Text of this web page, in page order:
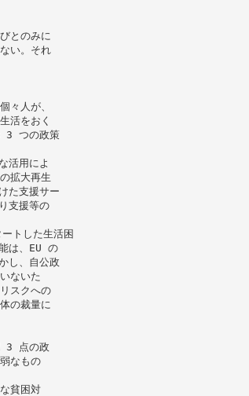
とのみに
い。それ
々人が、
活をおく
3 つの政策
活用によ
拡大再生
た支援サー
支援等の
トした生活困
は、EU の
し、自公政
ないた
スクへの
の裁量に
3 点の政
なもの
貧困対